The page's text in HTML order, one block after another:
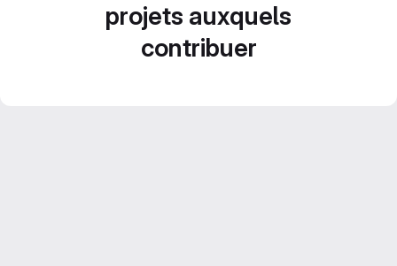
projets auxquels
contribuer